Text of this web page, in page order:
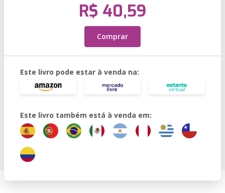
R$ 40,59
Comprar
Este livro pode estar à venda na:
Este livro também está à venda em: